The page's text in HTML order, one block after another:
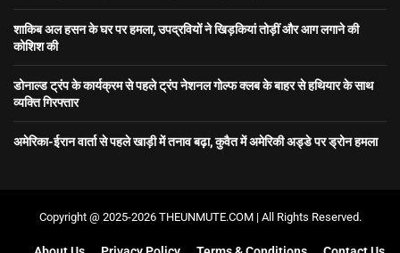
शाकिब अल हसन के घर पर हमला, उपद्रवियों ने खिड़कियां तोड़ीं और आग लगाने की
कोशिश की
डोनाल्ड ट्रंप के कार्यक्रम से पहले ट्रंप नेशनल गोल्फ क्लब के बाहर से हथियार के साथ
व्यक्ति गिरफ्तार
अमेरिका-ईरान वार्ता से पहले खाड़ी में तनाव बढ़ा, कुवैत में अमेरिकी अड्डे पर ड्रोन हमला
Copyright @ 2025-2026 THEUNMUTE.COM | All Rights Reserved.